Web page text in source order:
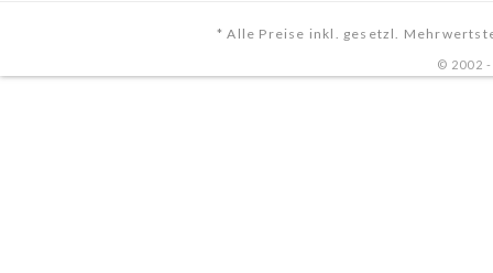
* Alle Preise inkl. gesetzl.
© 2002